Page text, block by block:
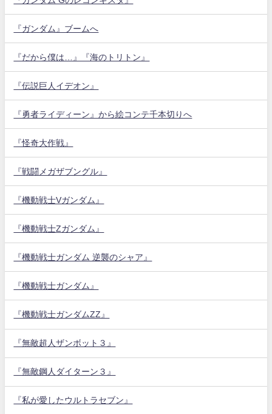
『ガンダム』ブームへ
『だから僕は…』『海のトリトン』
『伝説巨人イデオン』
『勇者ライディーン』から絵コンテ千本切りへ
『怪奇大作戦』
『戦闘メガザブングル』
『機動戦士Vガンダム』
『機動戦士Zガンダム』
『機動戦士ガンダム 逆襲のシャア』
『機動戦士ガンダム』
『機動戦士ガンダムZZ』
『無敵超人ザンボット３』
『無敵鋼人ダイターン３』
『私が愛したウルトラセブン』